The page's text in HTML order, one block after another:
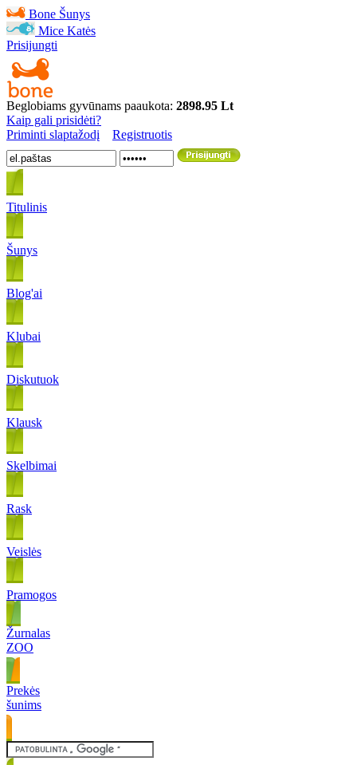
Bone Šunys
Mice Katės
Prisijungti
Beglobiams gyvūnams paaukota: 2898.95 Lt
Kaip gali prisidėti?
Priminti slaptažodį
Registruotis
Titulinis
Šunys
Blog'ai
Klubai
Diskutuok
Klausk
Skelbimai
Rask
Veislės
Pramogos
Žurnalas
ZOO
Prekės
šunims